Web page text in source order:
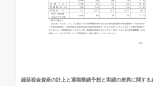
繰延税金資産の計上と通期業績予想と実績の差異に関する